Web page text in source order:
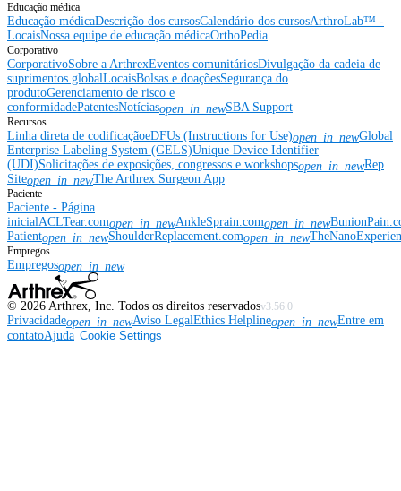
Educação médica
Educação médicaDescrição dos cursosCalendário dos cursosArthroLab™ -
LocaisNossa equipe de educação médicaOrthoPedia
Corporativo
CorporativoSobre a ArthrexEventos comunitáriosDivulgação da cadeia de
suprimentos globalLocaisBolsas e doaçõesSegurança do
produtoGerenciamento de risco e
conformidadePatentesNotíciasopen_in_newSBA Support
Recursos
Linha direta de codificaçãoeDFUs (Instructions for Use)open_in_newGlobal
Enterprise Labeling System (GELS)Unique Device Identifier
(UDI)Solicitações de exposições, congressos e workshopsopen_in_newRep
Siteopen_in_newThe Arthrex Surgeon App
Paciente
Paciente - Página
inicial ACLTear.comopen_in_newAnkleSprain.comopen_in_new
Patientopen_in_newShoulderReplacement.comopen_in_new
Empregos
Empregosopen_in_new
© 2026 Arthrex, Inc. Todos os direitos reservadosv3.56.0
Privacidadeopen_in_newAviso LegalEthics Helplineopen_in_newEntre em
contatoAjuda Cookie Settings